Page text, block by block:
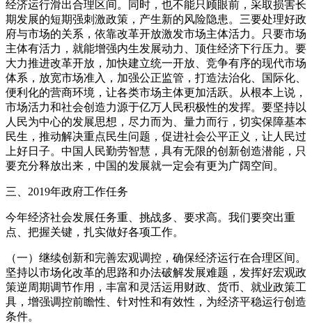
经济运行滑出合理区间。同时，也不能只顾眼前，采取损害长
期发展的短期强刺激政策，产生新的风险隐患。三要处理好政
府与市场的关系，依靠改革开放激发市场主体活力。只要市场
主体有活力，就能增强内生发展动力、顶住经济下行压力。要
大力推进改革开放，加快建立统一开放、竞争有序的现代市场
体系，放宽市场准入，加强公正监管，打造法治化、国际化、
便利化的营商环境，让各类市场主体更加活跃。从根本上说，
市场活力和社会创造力源于亿万人民积极性的发挥。要坚持以
人民为中心的发展思想，尽力而为、量力而行，切实保障基本
民生，推动解决重点民生问题，促进社会公平正义，让人民过
上好日子。中国人民勤劳智慧，具有无限的创新创造潜能，只
要充分释放出来，中国的发展就一定会有更为广阔空间。
三、2019年政府工作任务
今年经济社会发展任务重、挑战多、要求高。我们要突出重
点、把握关键，扎实做好各项工作。
（一）继续创新和完善宏观调控，确保经济运行在合理区间。
坚持以市场化改革的思路和办法破解发展难题，发挥好宏观政
策逆周期调节作用，丰富和灵活运用财政、货币、就业政策工
具，增强调控前瞻性、针对性和有效性，为经济平稳运行创造
条件。